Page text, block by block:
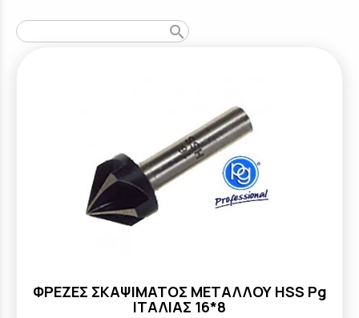
search
ΦΡΕΖΕΣ ΣΚΑΨΙΜΑΤΟΣ ΜΕΤΑΛΛΟΥ HSS Pg
ΙΤΑΛΙΑΣ 16*8